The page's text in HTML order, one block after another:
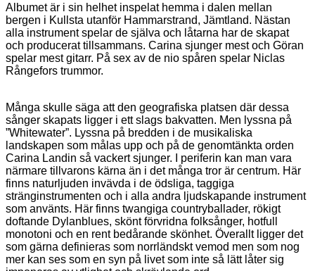
Albumet är i sin helhet inspelat hemma i dalen mellan
bergen i Kullsta utanför Hammarstrand, Jämtland. Nästan
alla instrument spelar de själva och låtarna har de skapat
och producerat tillsammans. Carina sjunger mest och Göran
spelar mest gitarr. På sex av de nio spåren spelar Niclas
Rångefors trummor.
Många skulle säga att den geografiska platsen där dessa
sånger skapats ligger i ett slags bakvatten. Men lyssna på
”Whitewater”. Lyssna på bredden i de musikaliska
landskapen som målas upp och på de genomtänkta orden
Carina Landin så vackert sjunger. I periferin kan man vara
närmare tillvarons kärna än i det många tror är centrum. Här
finns naturljuden invävda i de ödsliga, taggiga
stränginstrumenten och i alla andra ljudskapande instrument
som använts. Här finns twangiga countryballader, rökigt
doftande Dylanblues, skönt förvridna folksånger, hotfull
monotoni och en rent bedårande skönhet. Överallt ligger det
som gärna definieras som norrländskt vemod men som nog
mer kan ses som en syn på livet som inte så lätt låter sig